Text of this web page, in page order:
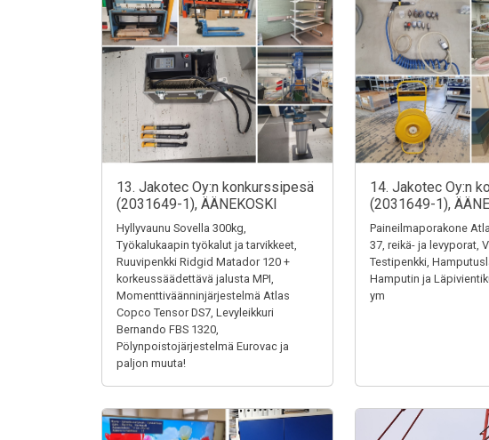
13. Jakotec Oy:n konkurssipesä
(2031649-1), ÄÄNEKOSKI
Hyllyvaunu Sovella 300kg,
Työkalukaapin työkalut ja tarvikkeet,
Ruuvipenkki Ridgid Matador 120 +
korkeussäädettävä jalusta MPI,
Momenttiväänninjärjestelmä Atlas
Copco Tensor DS7, Levyleikkuri
Bernando FBS 1320,
Pölynpoistojärjestelmä Eurovac ja
paljon muuta!
14. Jakotec Oy:n
(2031649-1),
Paineilmaporakone
37, reikä- ja levyporat,
Testipenkki,
Hamputin ja
ym